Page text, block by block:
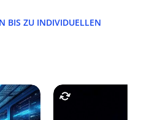
BIS ZU INDIVIDUELLEN